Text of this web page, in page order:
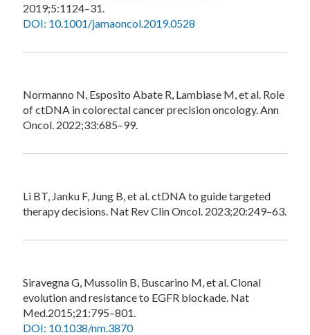
2019;5:1124–31.
DOI: 10.1001/jamaoncol.2019.0528
Normanno N, Esposito Abate R, Lambiase M, et al. Role
of ctDNA in colorectal cancer precision oncology. Ann
Oncol. 2022;33:685–99.
Li BT, Janku F, Jung B, et al. ctDNA to guide targeted
therapy decisions. Nat Rev Clin Oncol. 2023;20:249–63.
Siravegna G, Mussolin B, Buscarino M, et al. Clonal
evolution and resistance to EGFR blockade. Nat
Med.2015;21:795–801.
DOI: 10.1038/nm.3870